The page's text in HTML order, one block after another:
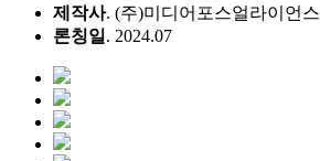
제작사. (주)미디어포스얼라이언스
론칭일 . 2024.07